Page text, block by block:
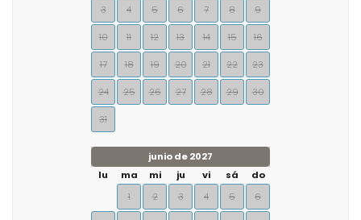
3 4 5 6 7 8 9
10 11 12 13 14 15 16
17 18 19 20 21 22 23
24 25 26 27 28 29 30
31
junio de 2027
lu
ma mi ju vi sá
do
1
2 3 4 5 6